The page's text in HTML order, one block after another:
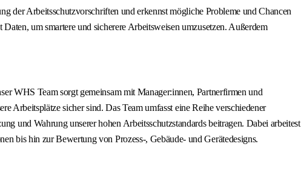
der Arbeitsschutzvorschriften und erkennst mögliche Probleme und Chancen
um smartere und sicherere Arbeitsweisen umzusetzen. Außerdem
WHS Team sorgt gemeinsam mit Manager:innen, Partnerfirmen und
Arbeitsplätze sicher sind. Das Team umfasst eine Reihe verschiedener
und Wahrung unserer hohen Arbeitsschutzstandards beitragen. Dabei arbeitest
bis hin zur Bewertung von Prozess-, Gebäude- und Gerätedesigns.